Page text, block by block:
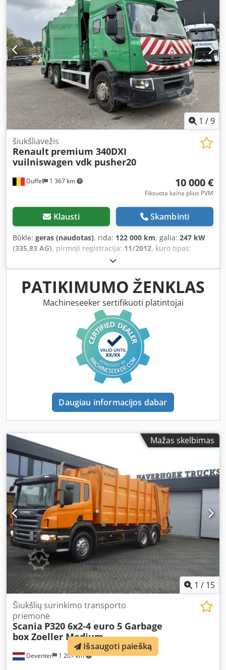
stiprintuvas
1 /9
Duffel 1 367 km
šiukšliavežis
Renault premium 340DXI
vuilniswagen vdk pusher20
10 000 €
Fiksuota kaina plius PVM
Klausti Skambinti
Būklė: geras (naudotas), rida: 122 000 km, galia: 247 kW
(335,83 AG), pirmoji registracija: 11/2012, kuro tipas:
Euro 5
PATIKIMUMO ŽENKLAS
Machineseeker sertifikuoti platintojai
Daugiau informacijos dabar
Mažas skelbimas
1 / 15
Deventer 1 207 km
Šiukšlių surinkimo transporto
priemonė
Scania P320 6x2-4 euro 5 Garbage
box Zoeller Medium...
Išsaugoti paiešką